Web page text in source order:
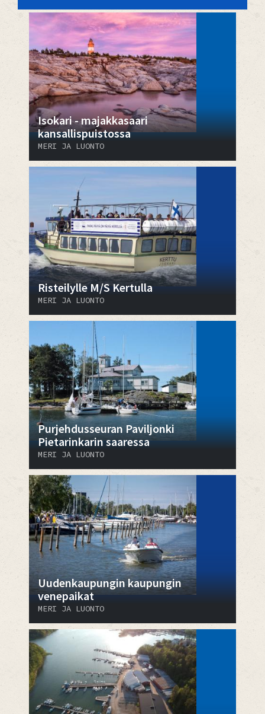
Isokari - majakkasaari
kansallispuistossa
MERI JA LUONTO
Risteilylle M/S Kertulla
MERI JA LUONTO
Purjehdusseuran Paviljonki
Pietarinkarin saaressa
MERI JA LUONTO
Uudenkaupungin kaupungin
venepaikat
MERI JA LUONTO